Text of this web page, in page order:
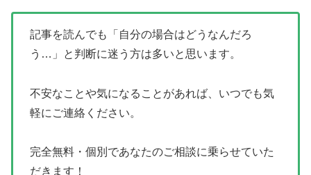
記事を読んでも「自分の場合はどうなんだろ
う…」と判断に迷う方は多いと思います。
不安なことや気になることがあれば、いつでも気
軽にご連絡ください。
完全無料・個別であなたのご相談に乗らせていた
だきます！